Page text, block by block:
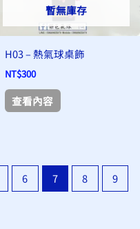
暫無庫存
H03 – 熱氣球桌飾
NT$300
查看內容
6 7 8 9